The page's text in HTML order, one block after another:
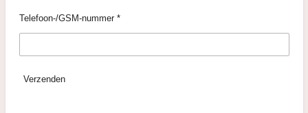
Telefoon-/GSM-nummer *
Verzenden